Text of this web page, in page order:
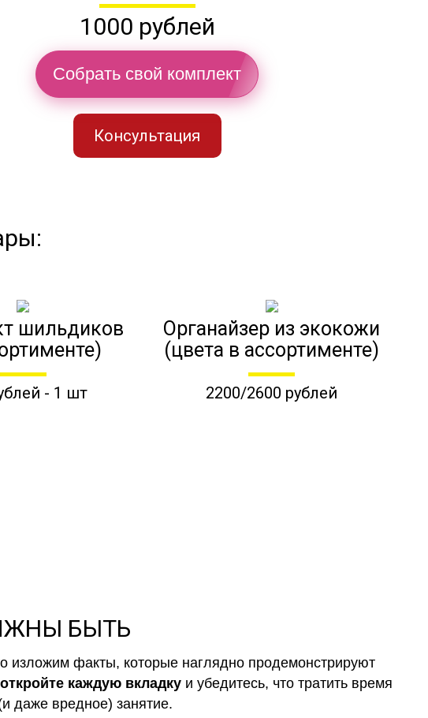
1000 рублей
Собрать свой комплект
Консультация
шильдиков
- 1 шт
Органайзер из экокожи
(цвета в ассортименте)
2200/2600 рублей
БЫТЬ
факты, которые наглядно продемонстрируют
каждую вкладку и убедитесь, что тратить время
даже вредное) занятие.